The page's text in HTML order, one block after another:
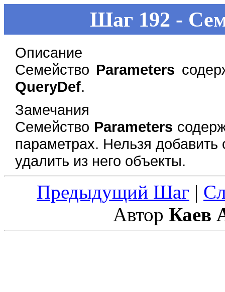
Шаг 192 -
Описание
Семейство Parameters
QueryDef.
Замечания
Семейство Parameters
параметрах. Нельзя
удалить из него объекты.
Предыдущий Шаг |
Автор Каев